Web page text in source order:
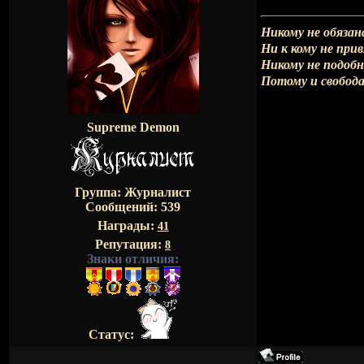
Supreme Demon
Группа: Журналист
Сообщений: 539
Награды: 41
Репутация: 8
Знаки отличия:
Статус:
Никому не
Ни к кому не
Никому не
Потому и